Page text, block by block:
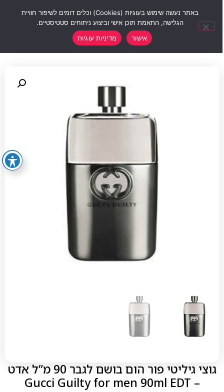
גוצי גיליטי פור הום בושם לגבר 90 מ”ל אדט
– Gucci Guilty for men 90ml EDT
באתר נעשה שימוש בעוגיות (Cookies) וכלים דומים לשיפור חוויית
הגלישה, התאמת תוכן אישי וביצוע ניתוחים סטטיסטיים.
אישור
מדיניות עוגיות